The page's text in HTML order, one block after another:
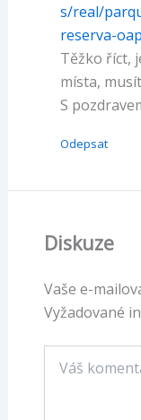
s/real/
reserva-
Těžko říct,
místa,
S
Odepsat
Diskuze
Vaše e-
Vyžadované
komentář